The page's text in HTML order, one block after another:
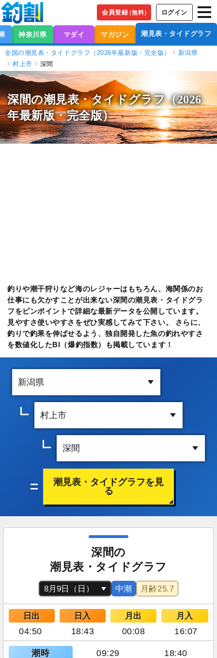
会員登録（無料） ログイン
神奈川県 マダイ マガジン 潮見表・タイドグラフ
全国の潮見表・タイドグラフ（2026年最新版・完全版）
新潟県
村上市
深間
深間の潮見表・タイドグラフ（2026
年最新版・完全版）
釣りや潮干狩りなど海のレジャーはもちろん、海関係のお
仕事にも欠かすことが出来ない深間の潮見表・タイドグラ
フをピンポイントで詳細な最新データを公開しています。
見やすさ使いやすさをぜひ実感してみて下さい。 さらに、
釣りで釣果を伸ばせるよう、独自開発した魚の釣れやすさ
を数値化したBI（爆釣指数）も掲載しています！
潮見表・タイドグラフを見
る
深間の
潮見表・タイドグラフ
中潮 月齢25.7
日出 日入 月出 月入
04:50 18:43 00:08 16:07
潮時 09:29 18:40